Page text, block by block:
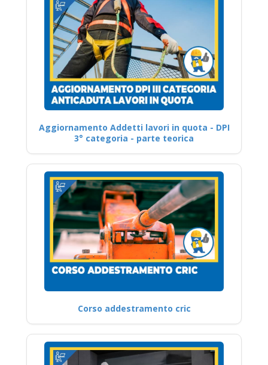
Aggiornamento Addetti lavori in quota - DPI
3° categoria - parte teorica
Corso addestramento cric